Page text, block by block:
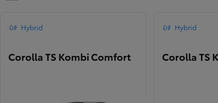
Hybrid
Corolla TS Kombi Comfort
Hybrid
Corolla TS